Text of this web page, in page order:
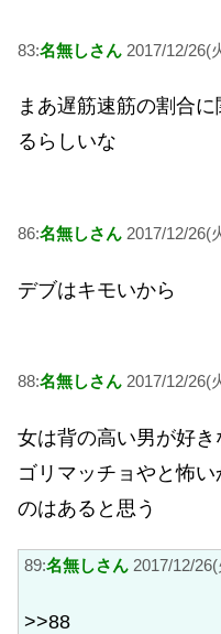
83:名無しさん 2017/12/26(
まあ遅筋速筋の割合
るらしいな
86:名無しさん 2017/12/26(
デブはキモいから
88:名無しさん 2017/12/26(
女は背の高い男が好
ゴリマッチョやと怖
のはあると思う
89:名無しさん 2017/12/
>>88